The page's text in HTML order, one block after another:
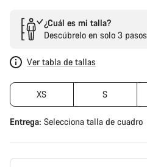
¿Cuál es mi talla?
Descúbrelo en solo 3 pasos
Ver tabla de tallas
XS S
Entrega: Selecciona talla de cuadro